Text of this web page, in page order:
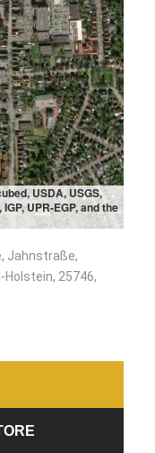
USDA, USGS,
UPR-EGP, and the
Jahnstraße,
Holstein, 25746,